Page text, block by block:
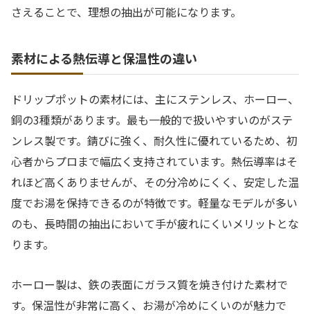
さえることで、理想の抽出が可能になります。
素材による熱伝導と保温性の違い
ドリップポットの素材には、主にステンレス、ホーロー、
銅の3種類があります。最も一般的で扱いやすいのがステ
ンレス製です。錆びに強く、耐久性に優れているため、初
心者からプロまで幅広く支持されています。熱伝導率はそ
れほど高くありませんが、その分冷めにくく、安定した温
度でお湯を保持できるのが特徴です。軽量なモデルが多い
のも、長時間の抽出において手が疲れにくいメリットとな
ります。
ホーロー製は、鉄の表面にガラス質を焼き付けた素材で
す。保温性が非常に高く、お湯が冷めにくいのが魅力で